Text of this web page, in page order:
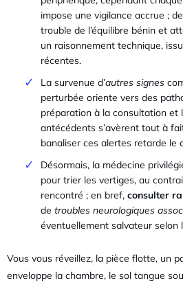
impose une vigilance accrue ;
trouble de l’équilibre bénin et
un raisonnement technique,
récentes.
La survenue d’autres signes
perturbée oriente vers des
préparation à la consultation et
antécédents s’avèrent tout à
banaliser ces alertes retarde le
Désormais, la médecine
pour trier les vertiges, au
rencontré ; en bref, consulter
de troubles neurologiques
éventuellement salvateur selon
Vous vous réveillez, la pièce flotte, un
enveloppe la chambre, le sol tangue